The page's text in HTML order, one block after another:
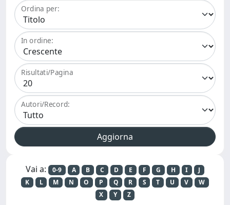
Ordina per:
In ordine:
Risultati/Pagina
Autori/Record:
Vai a: 0-9 A B C D E F G H I
J
K
L M N O P Q R S T U V
W
X
Y Z